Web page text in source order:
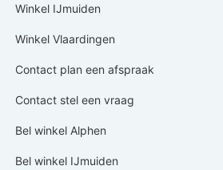
Winkel IJmuiden
Winkel Vlaardingen
Contact plan een afspraak
Contact stel een vraag
Bel winkel Alphen
Bel winkel IJmuiden